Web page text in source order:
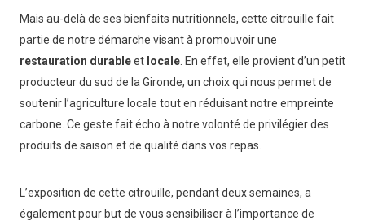
Mais au-delà de ses bienfaits nutritionnels, cette citrouille fait
partie de notre démarche visant à promouvoir une
restauration durableet locale . En effet, elle provient d’un petit
producteur du sud de la Gironde, un choix qui nous permet de
soutenir l’agriculture locale tout en réduisant notre empreinte
carbone. Ce geste fait écho à notre volonté de privilégier des
produits de saison et de qualité dans vos repas.
L’exposition de cette citrouille, pendant deux semaines, a
également pour but de vous sensibiliser à l’importance de